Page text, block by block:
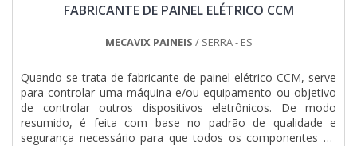
FABRICANTE DE PAINEL ELÉTRICO CCM
MECAVIX PAINEIS / SERRA - ES
Quando se trata de fabricante de painel elétrico CCM, serve
para controlar uma máquina e/ou equipamento ou objetivo
de controlar outros dispositivos eletrônicos. De modo
resumido, é feita com base no padrão de qualidade e
segurança necessário para que todos os componentes da